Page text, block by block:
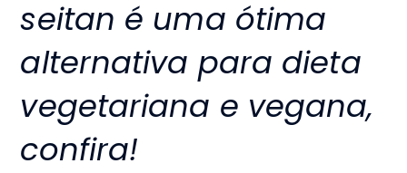
seitan é uma ótima
alternativa para dieta
vegetariana e vegana,
confira!